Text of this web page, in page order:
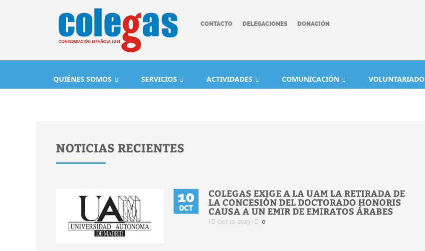
CONTACTO DELEGACIONES DONACIÓN
QUIÉNES SOMOS SERVICIOS ACTIVIDADES COMUNICACIÓN VOLUNTARIADO
NOTICIAS RECIENTES
10
OCT
COLEGAS EXIGE A LA UAM LA RETIRADA DE
LA CONCESIÓN DEL DOCTORADO HONORIS
CAUSA A UN EMIR DE EMIRATOS ÁRABES
Oct 10, 2019 0